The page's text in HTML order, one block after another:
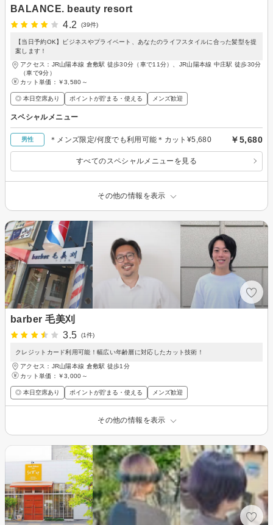
BALANCE. beauty resort
4.2
(39件)
【当日予約OK】ビジネスやプライベート、あなたのライフスタイルに合った髪型を提
案します！
アクセス：JR山陽本線 倉敷駅 徒歩30分（車で11分）、JR山陽本線 中庄駅 徒歩30分
（車で9分）
カット単価： ￥3,580～
◎ 本日空席あり ポイントが貯まる・使える メンズ歓迎
スペシャルメニュー
男性 ＊メンズ限定/何度でも利用可能＊カット¥5,680 ￥5,680
すべてのスペシャルメニューを見る
その他の情報を表示
barber 毛美刈
3.5
(1件)
クレジットカード利用可能！幅広い年齢層に対応したカット技術！
アクセス：JR山陽本線 倉敷駅 徒歩1分
カット単価： ￥3,000～
◎ 本日空席あり ポイントが貯まる・使える メンズ歓迎
その他の情報を表示